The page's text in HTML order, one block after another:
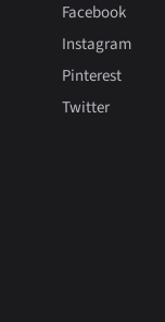
Facebook
Instagram
Pinterest
Twitter